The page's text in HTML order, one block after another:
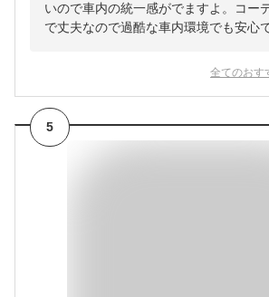
いので車内の統一感がでますよ。コー
で丈夫なので過酷な車内環境でも安心で
全てのおす
5